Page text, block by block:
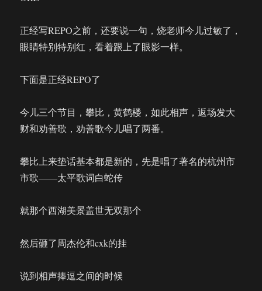
正经写REPO之前，还要说一句，烧老师今儿过敏了，
眼睛特别特别红，看着跟上了眼影一样。
下面是正经REPO了
今儿三个节目，攀比，黄鹤楼，如此相声，返场发大
财和劝善歌，劝善歌今儿唱了两番。
攀比上来垫话基本都是新的，先是唱了著名的杭州市
市歌——太平歌词白蛇传
就那个西湖美景盖世无双那个
然后砸了周杰伦和cxk的挂
说到相声捧逗之间的时候